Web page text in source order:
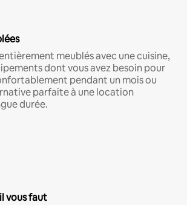
meublés avec une cuisine,
dont vous avez besoin pour
pendant un mois ou
parfaite à une location
durée.
vous faut